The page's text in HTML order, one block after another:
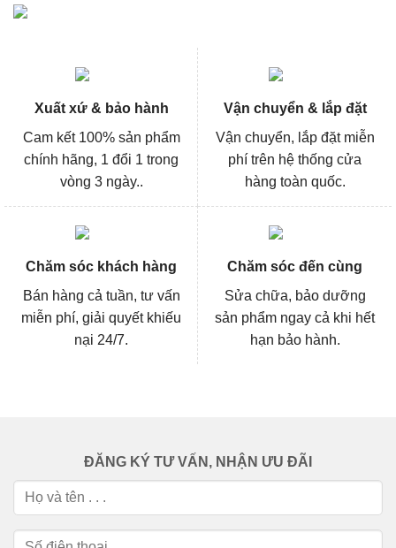
Xuất xứ & bảo hành
Cam kết 100% sản phẩm
chính hãng, 1 đổi 1 trong
vòng 3 ngày..
Vận chuyển & lắp đặt
Vận chuyển, lắp đặt miễn
phí trên hệ thống cửa
hàng toàn quốc.
Chăm sóc khách hàng
Bán hàng cả tuần, tư vấn
miễn phí, giải quyết khiếu
nại 24/7.
Chăm sóc đến cùng
Sửa chữa, bảo dưỡng
sản phẩm ngay cả khi hết
hạn bảo hành.
ĐĂNG KÝ TƯ VẤN, NHẬN ƯU ĐÃI